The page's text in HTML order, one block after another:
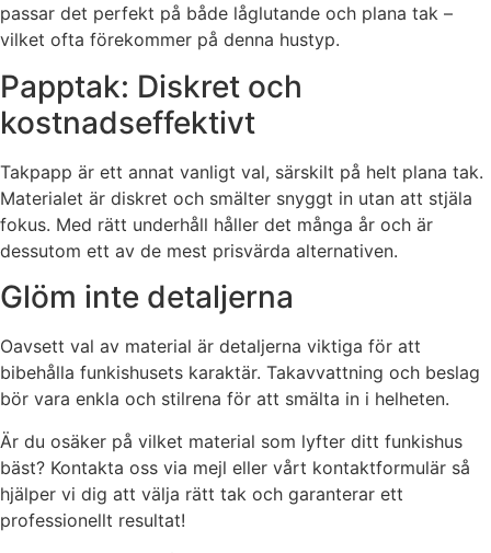
passar det perfekt på både låglutande och plana tak –
vilket ofta förekommer på denna hustyp.
Papptak: Diskret och
kostnadseffektivt
Takpapp är ett annat vanligt val, särskilt på helt plana tak.
Materialet är diskret och smälter snyggt in utan att stjäla
fokus. Med rätt underhåll håller det många år och är
dessutom ett av de mest prisvärda alternativen.
Glöm inte detaljerna
Oavsett val av material är detaljerna viktiga för att
bibehålla funkishusets karaktär. Takavvattning och beslag
bör vara enkla och stilrena för att smälta in i helheten.
Är du osäker på vilket material som lyfter ditt funkishus
bäst? Kontakta oss via mejl eller vårt kontaktformulär så
hjälper vi dig att välja rätt tak och garanterar ett
professionellt resultat!